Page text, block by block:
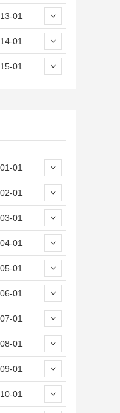
01
01
01
01
01
01
01
01
01
01
01
01
01